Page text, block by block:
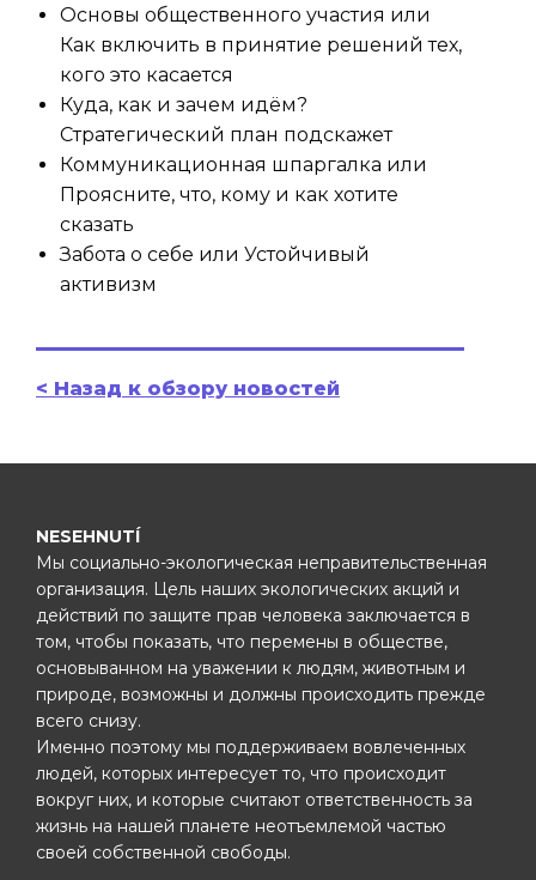
Основы общественного участия или
Как включить в принятие решений тех,
кого это касается
Куда, как и зачем идём?
Стратегический план подскажет
Коммуникационная шпаргалка или
Проясните, что, кому и как хотите
сказать
Забота о себе или Устойчивый
активизм
< Назад к обзору новостей
NESEHNUTÍ
Мы социально-экологическая неправительственная
организация. Цель наших экологических акций и
действий по защите прав человека заключается в
том, чтобы показать, что перемены в обществе,
основыванном на уважении к людям, животным и
природе, возможны и должны происходить прежде
всего снизу.
Именно поэтому мы поддерживаем вовлеченных
людей, которых интересует то, что происходит
вокруг них, и которые считают ответственность за
жизнь на нашей планете неотъемлемой частью
своей собственной свободы.